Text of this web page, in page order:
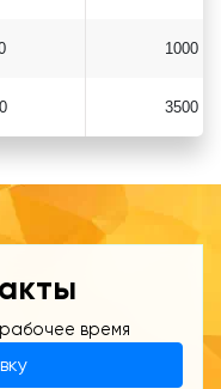
1000
3500
время